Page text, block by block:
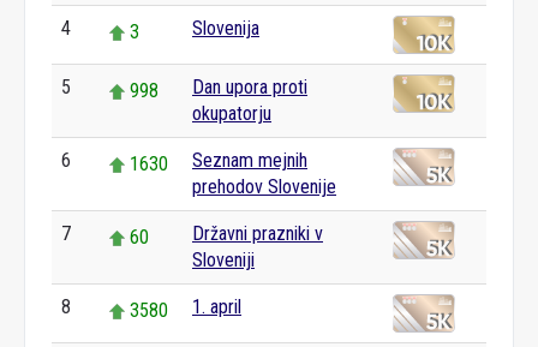
4 3 Slovenija
5 998
Dan upora proti
okupatorju
6 1630
Seznam mejnih
prehodov Slovenije
7 60
Državni prazniki v
Sloveniji
8 3580 1. april